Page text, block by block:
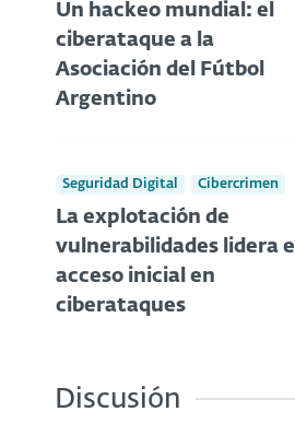
Un hackeo mundial: el
ciberataque a la
Asociación del Fútbol
Argentino
Seguridad Digital Cibercrimen
La explotación de
vulnerabilidades lidera el
acceso inicial en
ciberataques
Discusión